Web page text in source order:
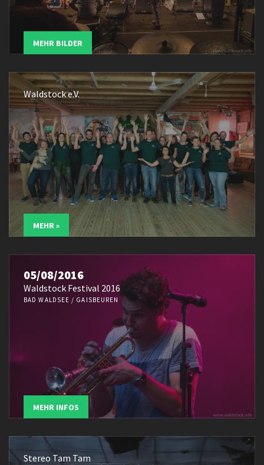
MEHR BILDER
Waldstock e.V.
MEHR »
05/08/2016
Waldstock Festival 2016
BAD WALDSEE / GAISBEUREN
MEHR INFOS
Stereo Tam Tam